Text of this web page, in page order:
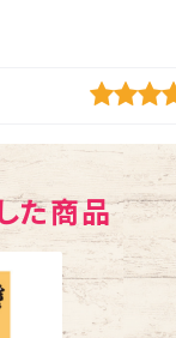
た商品